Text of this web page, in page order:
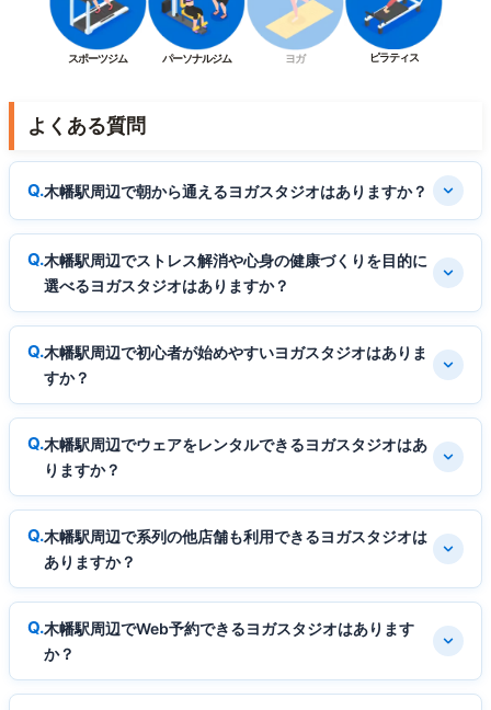
スポーツジム パーソナルジム ヨガ ピラティス
よくある質問
木幡駅周辺で朝から通えるヨガスタジオはありますか？
木幡駅周辺でストレス解消や心身の健康づくりを目的に
選べるヨガスタジオはありますか？
木幡駅周辺で初心者が始めやすいヨガスタジオはありま
すか？
木幡駅周辺でウェアをレンタルできるヨガスタジオはあ
りますか？
木幡駅周辺で系列の他店舗も利用できるヨガスタジオは
ありますか？
木幡駅周辺でWeb予約できるヨガスタジオはあります
か？